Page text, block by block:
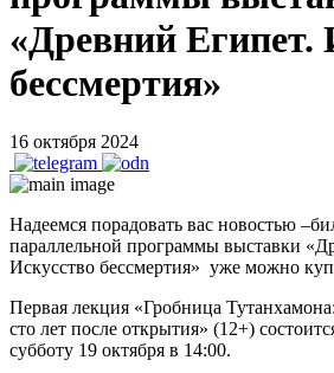
«Древний Египет.
бессмертия»
16 октября 2024
Надеемся порадовать вас новостью
параллельной программы выставки
Искусство бессмертия» уже можно
Первая лекция «Гробница
сто лет после открытия» (12+)
субботу 19 октября в 14:00.